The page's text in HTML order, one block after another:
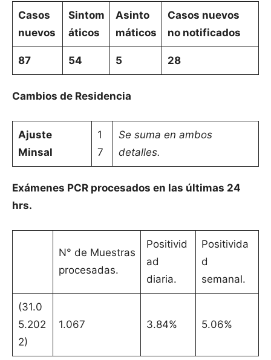
Casos
nuevos
Sintom
áticos
Asinto
máticos
Casos nuevos
no notificados
87 54 5 28
Cambios de Residencia
Ajuste
Minsal
1
7
Se suma en ambos
detalles.
Exámenes PCR procesados en las últimas 24
hrs.
N° de Muestras
procesadas.
Positivid
ad
diaria.
Positivida
d
semanal.
(31.0
5.202
2)
1.067 3.84% 5.06%